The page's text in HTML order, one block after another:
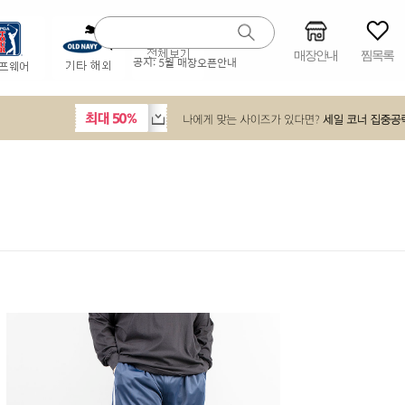
공지:5월 매장오픈안내 매장안내 찜목록